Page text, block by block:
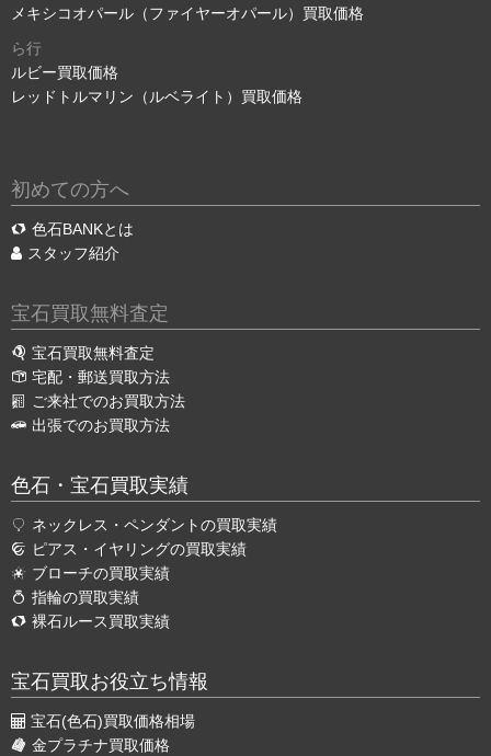
メキシコオパール（ファイヤーオパール）買取価格
ら行
ルビー買取価格
レッドトルマリン（ルベライト）買取価格
初めての方へ
色石BANKとは
スタッフ紹介
宝石買取無料査定
宝石買取無料査定
宅配・郵送買取方法
ご来社でのお買取方法
出張でのお買取方法
色石・宝石買取実績
ネックレス・ペンダントの買取実績
ピアス・イヤリングの買取実績
ブローチの買取実績
指輪の買取実績
裸石ルース買取実績
宝石買取お役立ち情報
宝石(色石)買取価格相場
金プラチナ買取価格